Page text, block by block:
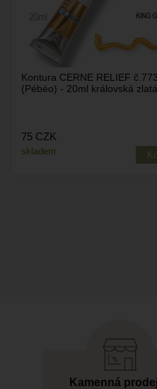
Kontura CERNE RELIEF
(Pébéo) - 20ml královská zlatá
skladem
75 CZK
Kamenná